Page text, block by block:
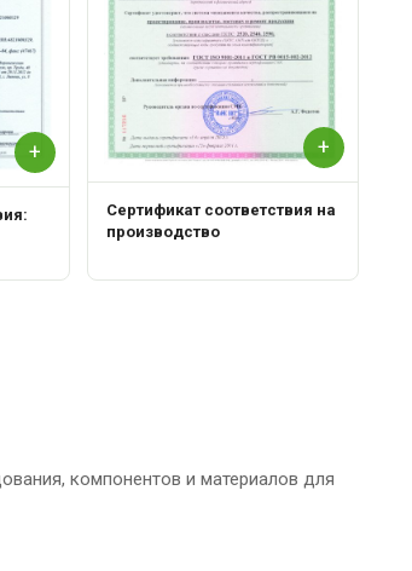
+ +
Сертификат соответствия на
производство
компонентов и материалов для